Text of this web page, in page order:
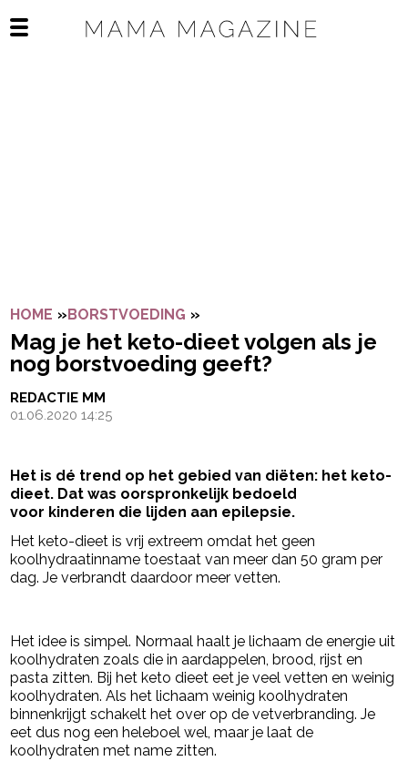
Open het mobiele menu
HOME »BORSTVOEDING »
Mag je het keto-dieet volgen als je
nog borstvoeding geeft?
REDACTIE MM
01.06.2020 14:25
Het is dé trend op het gebied van diëten: het keto-
dieet. Dat was oorspronkelijk bedoeld
voor kinderen die lijden aan epilepsie.
Het keto-dieet is vrij extreem omdat het geen
koolhydraatinname toestaat van meer dan 50 gram per
dag. Je verbrandt daardoor meer vetten.
Het idee is simpel. Normaal haalt je lichaam de energie uit
koolhydraten zoals die in aardappelen, brood, rijst en
pasta zitten. Bij het keto dieet eet je veel vetten en weinig
koolhydraten. Als het lichaam weinig koolhydraten
binnenkrijgt schakelt het over op de vetverbranding. Je
eet dus nog een heleboel wel, maar je laat de
koolhydraten met name zitten.